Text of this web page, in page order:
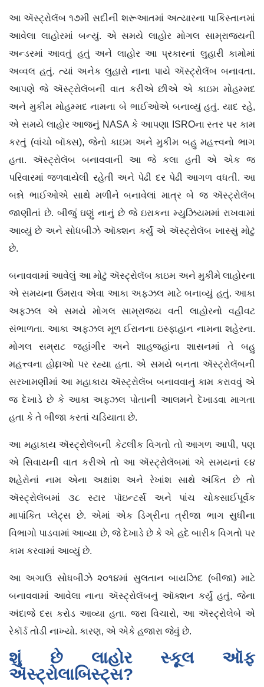
આ ઍસ્ટ્રોલૅબ ૧૭મી સદીની શરૂઆતમાં અત્યારના પાકિસ્તાનમાં
આવેલા લાહોરમાં બન્યું. એ સમયે લાહોર મોગલ સામ્રાજ્યની
અન્ડરમાં આવતું હતું અને લાહોર આ પ્રકારનાં લુહારી કામોમાં
અવ્વલ હતું. ત્યાં અનેક લુહારો નાના પાયે ઍસ્ટ્રોલૅબ બનાવતા.
આપણે જે ઍસ્ટ્રોલૅબની વાત કરીએ છીએ એ કાઇમ મોહમ્મદ
અને મુકીમ મોહમ્મદ નામના બે ભાઈઓએ બનાવ્યું હતું. યાદ રહે,
એ સમયે લાહોર આજનું NASA કે આપણા ISROના સ્તર પર કામ
કરતું (વાંચો બૉક્સ), જેનો કાઇમ અને મુકીમ બહુ મહત્ત્વનો ભાગ
હતા. ઍસ્ટ્રોલૅબ બનાવવાની આ જે કલા હતી એ એક જ
પરિવારમાં જળવાયેલી રહેતી અને પેઢી દર પેઢી આગળ વધતી. આ
બન્ને ભાઈઓએ સાથે મળીને બનાવેલાં માત્ર બે જ ઍસ્ટ્રોલૅબ
જાણીતાં છે. બીજું ઘણું નાનું છે જે ઇરાકના મ્યુઝિયમમાં રાખવામાં
આવ્યું છે અને સોધબીઝે ઑક્શન કર્યું એ ઍસ્ટ્રોલૅબ ખાસ્સું મોટું
છે.
બનાવવામાં આવેલું આ મોટું ઍસ્ટ્રોલૅબ કાઇમ અને મુકીમે લાહોરના
એ સમયના ઉમરાવ એવા આકા અફઝલ માટે બનાવ્યું હતું. આકા
અફઝલ એ સમયે મોગલ સામ્રાજ્ય વતી લાહોરનો વહીવટ
સંભાળતા. આકા અફઝલ મૂળ ઈરાનના ઇસ્ફાહાન નામના શહેરના.
મોગલ સમ્રાટ જહાંગીર અને શાહજહાંના શાસનમાં તે બહુ
મહત્ત્વના હોદ્દાઓ પર રહ્યા હતા. એ સમયે બનતા ઍસ્ટ્રોલૅબની
સરખામણીમાં આ મહાકાય ઍસ્ટ્રોલૅબ બનાવવાનું કામ કરાવવું એ
જ દેખાડે છે કે આકા અફઝલ પોતાની આલમને દેખાડવા માગતા
હતા કે તે બીજા કરતાં ચડિયાતા છે.
આ મહાકાય ઍસ્ટ્રોલૅબની કેટલીક વિગતો તો આગળ આપી, પણ
એ સિવાયની વાત કરીએ તો આ ઍસ્ટ્રોલૅબમાં એ સમયનાં ૯૪
શહેરોનાં નામ એના અક્ષાંશ અને રેખાંશ સાથે અંકિત છે તો
ઍસ્ટ્રોલૅબમાં ૩૮ સ્ટાર પૉઇન્ટર્સ અને પાંચ ચોકસાઈપૂર્વક
માપાંકિત પ્લેટ્સ છે. એમાં એક ડિગ્રીના ત્રીજા ભાગ સુધીના
વિભાગો પાડવામાં આવ્યા છે, જે દેખાડે છે કે એ હદે બારીક વિગતો પર
કામ કરવામાં આવ્યું છે.
આ અગાઉ સોધબીઝે ૨૦૧૪માં સુલતાન બાયઝિદ (બીજા) માટે
બનાવવામાં આવેલા નાના ઍસ્ટ્રોલૅબનું ઑક્શન કર્યું હતું, જેના
અંદાજે દસ કરોડ આવ્યા હતા. જરા વિચારો, આ ઍસ્ટ્રોલેબે એ
રેકૉર્ડ તોડી નાખ્યો. કારણ, એ એકે હજારા જેવું છે.
શું છે લાહોર સ્કૂલ ઑફ
ઍસ્ટ્રોલાબિસ્ટ્સ?